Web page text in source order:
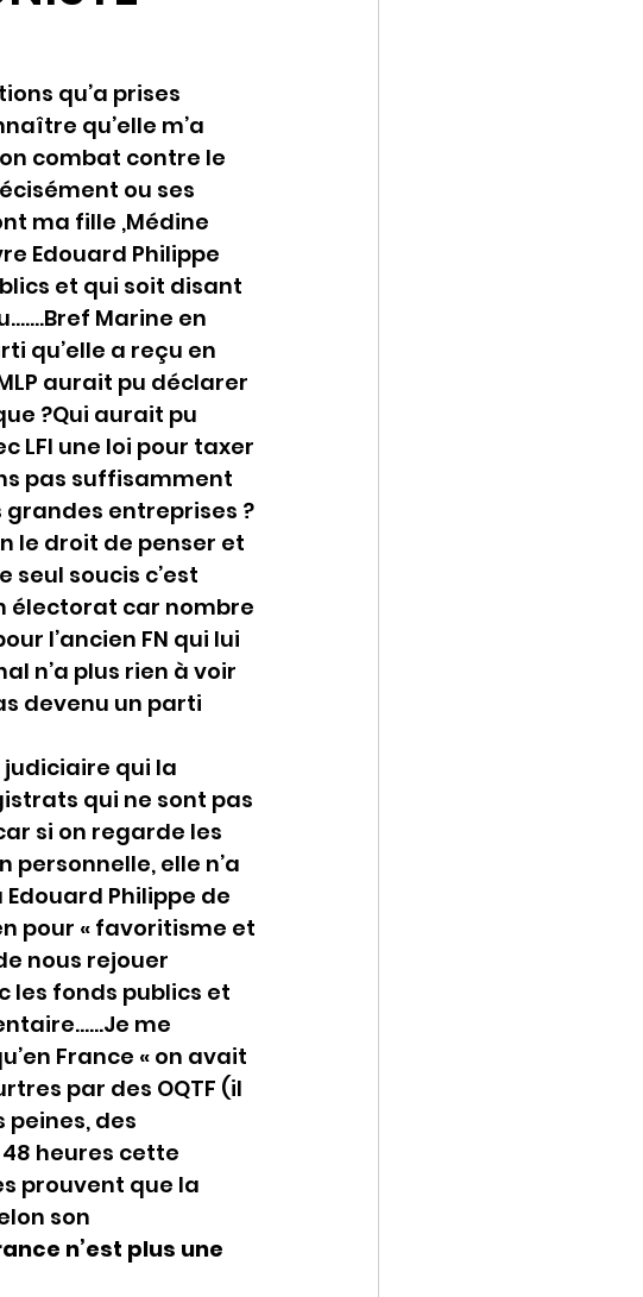
qu’a prises
qu’elle m’a
combat contre le
ou ses
ma fille ,Médine
Edouard Philippe
et qui soit disant
Marine en
qu’elle a reçu en
aurait pu déclarer
?Qui aurait pu
LFI une loi pour taxer
pas suffisamment
entreprises ?
le droit de penser et
seul soucis c’est
électorat car nombre
l’ancien FN qui lui
n’a plus rien à voir
devenu un parti
qui la
qui ne sont pas
si on regarde les
personnelle, elle n’a
Philippe de
pour « favoritisme et
nous rejouer
les fonds publics et
me
France « on avait
par des OQTF (il
peines, des
heures cette
prouvent que la
son
n’est plus une